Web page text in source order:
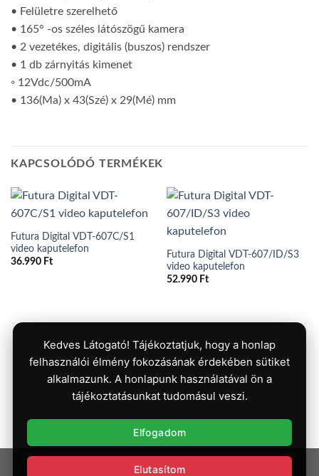
• Felületre szerelhető
• 165° -os széles látószögű kamera
• 2 vezetékes, digitális (buszos) rendszer
• 1 db zárnyitás kimenet
◦ 12Vdc/500mA
• 136(Ma) x 43(Szé) x 29(Mé) mm
KAPCSOLÓDÓ TERMÉKEK
Futura Digital VDT-607C/S1
video kaputelefon
36.990 Ft
Futura Digital VDT-607/ID/S3
video kaputelefon
52.990 Ft
Kedves Látogató! Tájékoztatjuk, hogy a honlap
felhasználói élmény fokozásának érdekében sütiket
alkalmazunk. A honlapunk használatával ön a
tájékoztatásunkat tudomásul veszi.
Elfogadom
Elutasítom